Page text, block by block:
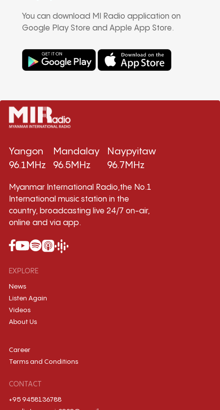
You can download MI Radio application on
Google Play Store and Apple App Store.
Yangon
96.1MHz
Mandalay
96.5MHz
Naypyitaw
96.7MHz
Myanmar International Radio,the No.1
International music station in the
country, broadcasting live 24/7 on-air,
online and via app.
EXPLORE
News
Listen Again
Videos
About Us
Career
Terms and Conditions
CONTACT
+95 9458136788